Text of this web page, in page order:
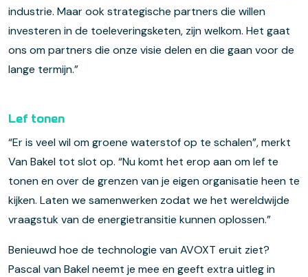
industrie. Maar ook strategische partners die willen
investeren in de toeleveringsketen, zijn welkom. Het gaat
ons om partners die onze visie delen en die gaan voor de
lange termijn.”
Lef tonen
“Er is veel wil om groene waterstof op te schalen”, merkt
Van Bakel tot slot op. “Nu komt het erop aan om lef te
tonen en over de grenzen van je eigen organisatie heen te
kijken. Laten we samenwerken zodat we het wereldwijde
vraagstuk van de energietransitie kunnen oplossen.”
Benieuwd hoe de technologie van AVOXT eruit ziet?
Pascal van Bakel neemt je mee en geeft extra uitleg in